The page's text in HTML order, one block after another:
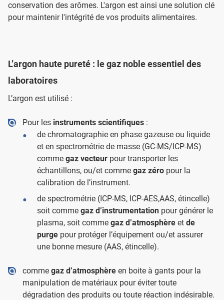
conservation des arômes. L'argon est ainsi une solution clé
pour maintenir l'intégrité de vos produits alimentaires.
L’argon haute pureté : le gaz noble essentiel des
laboratoires
L’argon est utilisé :
Pour les instruments scientifiques:
de chromatographie en phase gazeuse ou liquide
et en spectrométrie de masse (GC-MS/ICP-MS)
comme gaz vecteurpour transporter les
échantillons, ou/et comme gaz zéropour la
calibration de l’instrument.
de spectrométrie (ICP-MS, ICP-AES,AAS, étincelle)
soit comme gaz d’instrumentationpour générer le
plasma, soit comme gaz d’atmosphèreet de
purgepour protéger l’équipement ou/et assurer
une bonne mesure (AAS, étincelle).
comme gaz d’atmosphèreen boite à gants pour la
manipulation de matériaux pour éviter toute
dégradation des produits ou toute réaction indésirable.